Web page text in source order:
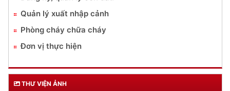
Quản lý xuất nhập cảnh
Phòng cháy chữa cháy
Đơn vị thực hiện
THƯ VIỆN ẢNH